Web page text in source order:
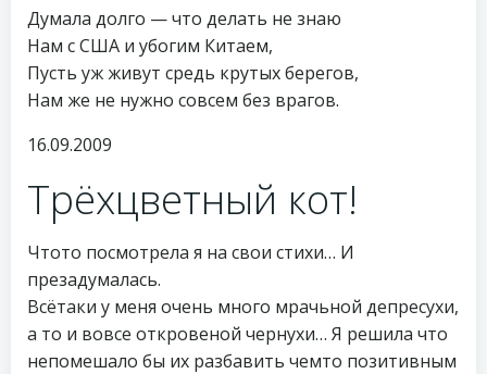
Думала долго — что делать не знаю
Нам с США и убогим Китаем,
Пусть уж живут средь крутых берегов,
Нам же не нужно совсем без врагов.
16.09.2009
Трёхцветный кот!
Чтото посмотрела я на свои стихи… И
презадумалась.
Всётаки у меня очень много мрачьной депресухи,
а то и вовсе откровеной чернухи… Я решила что
непомешало бы их разбавить чемто позитивным